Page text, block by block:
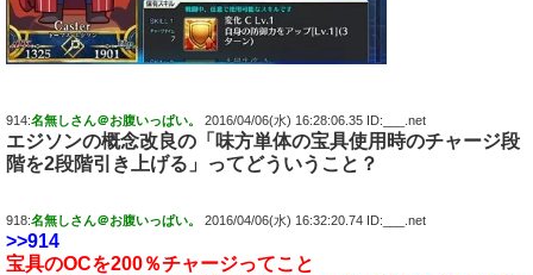
914:名無しさん＠お腹いっぱい。 2016/04/06(水) 16:28:06.35 ID:___.net
エジソンの概念改良の「味方単体の宝具使用時のチャージ段
階を2段階引き上げる」ってどういうこと？
918:名無しさん＠お腹いっぱい。 2016/04/06(水) 16:32:20.74 ID:___.net
>>914
宝具のOCを200％チャージってこと